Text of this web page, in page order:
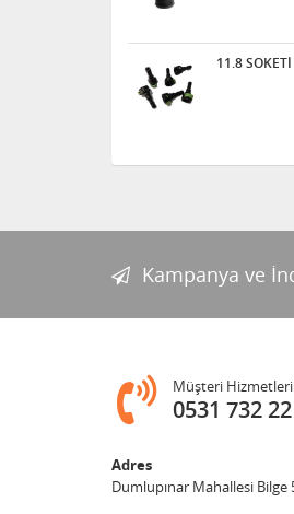
11.8 SOKETİ
Kampanya ve
Müşteri Hizmetleri
0531 732
Adres
Dumlupınar Mahallesi Bilge